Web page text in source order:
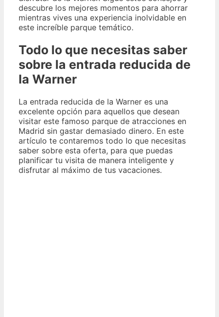
descubre los mejores momentos para ahorrar
mientras vives una experiencia inolvidable en
este increíble parque temático.
Todo lo que necesitas saber
sobre la entrada reducida de
la Warner
La entrada reducida de la Warner es una
excelente opción para aquellos que desean
visitar este famoso parque de atracciones en
Madrid sin gastar demasiado dinero. En este
artículo te contaremos todo lo que necesitas
saber sobre esta oferta, para que puedas
planificar tu visita de manera inteligente y
disfrutar al máximo de tus vacaciones.